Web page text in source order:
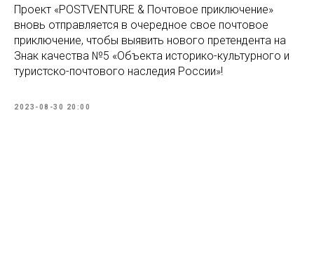
Проект «POSTVENTURE & Почтовое приключение»
вновь отправляется в очередное свое почтовое
приключение, чтобы выявить нового претендента на
Знак качества №5 «Объекта историко-культурного и
туристско-почтового наследия России»!
2023-08-30 20:00